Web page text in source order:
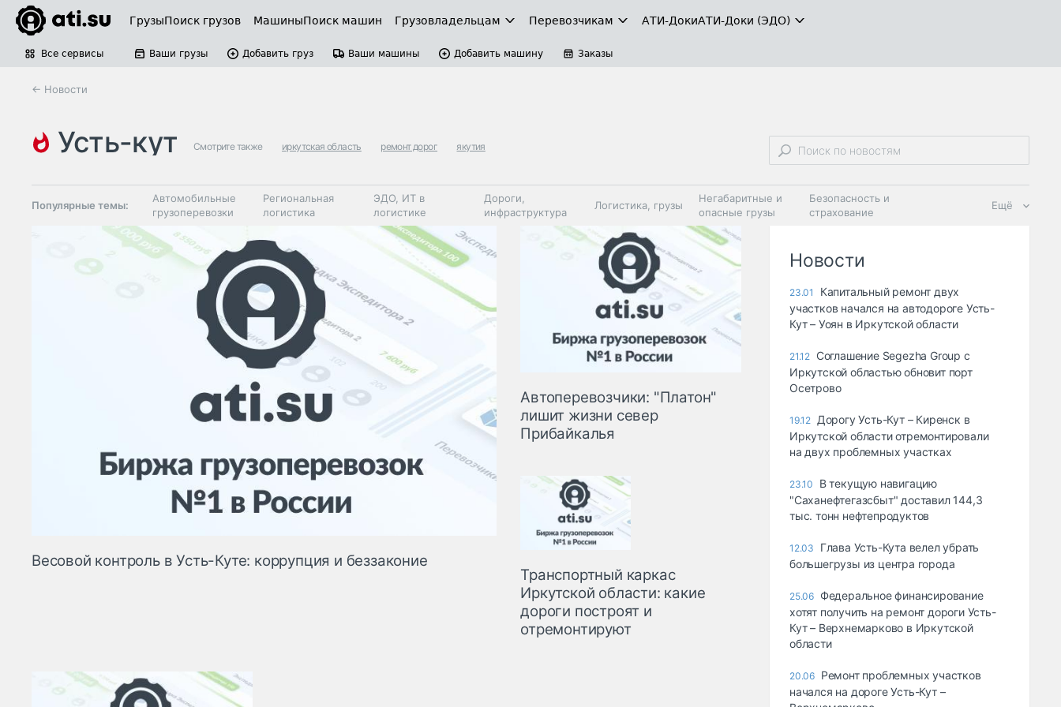
ГрузыПоиск грузов МашиныПоиск машин Грузовладельцам Перевозчикам АТИ-ДокиАТИ-Доки (ЭДО)
Все сервисы Ваши грузы Добавить груз Ваши машины Добавить машину Заказы
← Новости
усть-кут Смотрите также иркутская область ремонт дорог якутия
Популярные темы:
Автомобильные
грузоперевозки
Региональная
логистика
ЭДО, ИТ в
логистике
Дороги,
инфраструктура
Логистика, грузы
Негабаритные и
опасные грузы
Безопасность и
страхование
Таможня и ВЭД
грузовые
терминалы
Коммерческий
транспорт
Спецтехника
Автосервис,
запчасти, шины
Топливо, масла и
автохимия
Ещё
Весовой контроль в Усть-Куте: коррупция и беззаконие
Автоперевозчики: "Платон"
лишит жизни север
Прибайкалья
Транспортный каркас
Иркутской области: какие
дороги построят и
отремонтируют
Новости
23.01
Капитальный ремонт двух
участков начался на автодороге Усть-
Кут – Уоян в Иркутской области
21.12 Соглашение Segezha Group с
Иркутской областью обновит порт
Осетрово
19.12 Дорогу Усть-Кут – Киренск в
Иркутской области отремонтировали
на двух проблемных участках
23.10
В текущую навигацию
"Саханефтегазсбыт" доставил 144,3
тыс. тонн нефтепродуктов
12.03
Глава Усть-Кута велел убрать
большегрузы из центра города
25.06 Федеральное финансирование
хотят получить на ремонт дороги Усть-
Кут – Верхнемарково в Иркутской
области
20.06 Ремонт проблемных участков
начался на дороге Усть-Кут –